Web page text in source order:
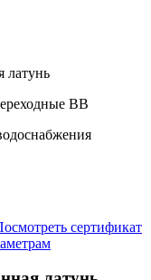
латунь
ВВ
сертификат